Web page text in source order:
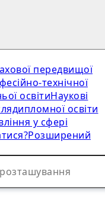
передвищої
технічної
освітиНаукові
освіти
у сфері
Розширений